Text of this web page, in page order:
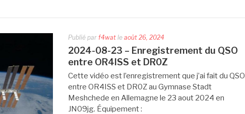
Publié par f4wat le août 26, 2024
2024-08-23 – Enregistrement du QSO
entre OR4ISS et DR0Z
Cette vidéo est l’enregistrement que j’ai fait du QSO
entre OR4ISS et DR0Z au Gymnase Stadt
Meshchede en Allemagne le 23 aout 2024 en
JN09jg. Équipement :